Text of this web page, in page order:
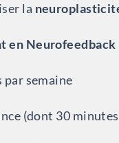
la
en Neurofeedback
par semaine
(dont 30